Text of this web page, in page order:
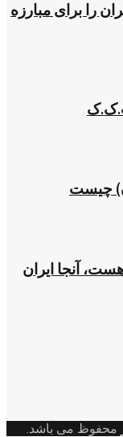
را برای مبارزه
پ.ک.ک
چیست
آنجا ایران
محفوظ می باشد.